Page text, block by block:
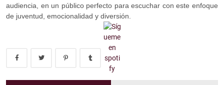
audiencia, en un público perfecto para escuchar con este enfoque
de juventud, emocionalidad y diversión.